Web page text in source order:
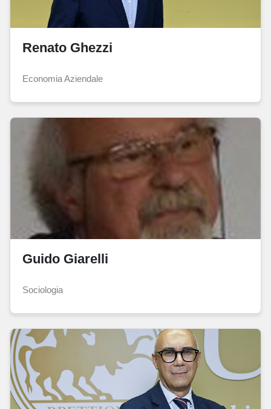
Renato Ghezzi
Economia Aziendale
Guido Giarelli
Sociologia